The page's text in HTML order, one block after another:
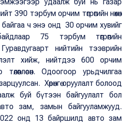
хэмжээгээр удаалж буй нь газар
390 тэрбум орчим төгрөгийн нөхөн
ч энэ онд 30 орчим хувийг
75 тэрбум төгрөгийн
нийтийн тээврийн
хийж, нийтдээ 600 орчим
Одоогоор урьдчилгаа
Хөрөнгө оруулалт болоод
буй бүтээн байгуулалт бол
зам, замын байгууламжууд.
онд 13 байршилд авто зам